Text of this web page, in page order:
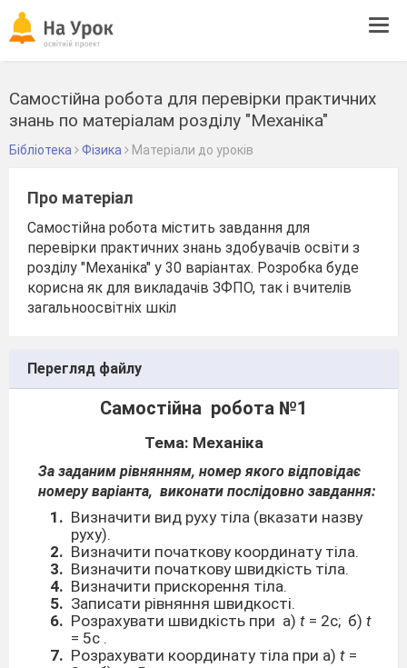
Самостійна робота для перевірки практичних
знань по матеріалам розділу "Механіка"
Бібліотека Фізика Матеріали до уроків
Про матеріал
Самостійна робота містить завдання для
перевірки практичних знань здобувачів освіти з
розділу "Механіка" у 30 варіантах. Розробка буде
корисна як для викладачів ЗФПО, так і вчителів
загальноосвітніх шкіл
Перегляд файлу
Самостійна робота №1
Тема: Механіка
За заданим рівнянням, номер якого відповідає
номеру варіанта, виконати послідовно завдання:
Визначити вид руху тіла (вказати назву
руху).
Визначити початкову координату тіла.
Визначити початкову швидкість тіла.
Визначити прискорення тіла.
Записати рівняння швидкості.
Розрахувати швидкість при а) t = 2с; б) t
= 5с .
Розрахувати координату тіла при а) t=